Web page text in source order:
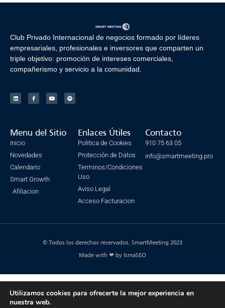
Club Privado Internacional de negocios formado por líderes
empresariales, profesionales e inversores que comparten un
triple objetivo: promoción de intereses comerciales,
compañerismo y servicio a la comunidad.
Menu del Sitio
Inicio
Novedades
Calendario
Smart Growth
Afiliacion
Enlaces Útiles
Politica de Cookies
Protección de Datos
Terminos/Condiciones
Uso
Aviso Legal
Acceso Facturacion
Contacto
910 75 63 05
info@smartmeeting.pro
© Todos los derechos reservados. SmartMeeting 2023
Made with ❤ by IsmaSEO
Utilizamos cookies para ofrecerte la mejor experiencia en
nuestra web.